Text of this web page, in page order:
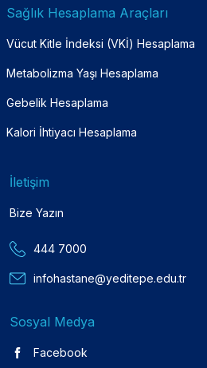
Sağlık Hesaplama Araçları
Vücut Kitle İndeksi (VKİ) Hesaplama
Metabolizma Yaşı Hesaplama
Gebelik Hesaplama
Kalori İhtiyacı Hesaplama
İletişim
Bize Yazın
444 7000
infohastane@yeditepe.edu.tr
Sosyal Medya
Facebook